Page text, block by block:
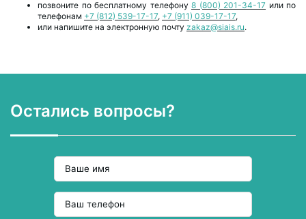
позвоните по бесплатному телефону 8 (800) 201-34-17 или по
телефонам +7 (812) 539-17-17, +7 (911) 039-17-17,
или напишите на электронную почту zakaz@siais.ru.
Остались вопросы?